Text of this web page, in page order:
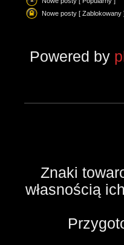
Nowe posty [ Zablokowany
Powered by
Znaki
własnością